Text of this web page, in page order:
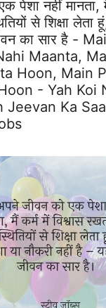
पेशा नहीं मानता,
से शिक्षा लेता
का सार है -
Maanta,
Hoon, Main
- Yah Koi
Jeevan Ka